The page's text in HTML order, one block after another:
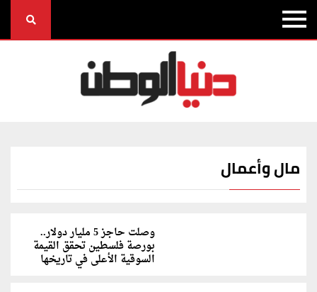
مال وأعمال
وصلت حاجز 5 مليار دولار..
بورصة فلسطين تحقق القيمة
السوقية الأعلى في تاريخها